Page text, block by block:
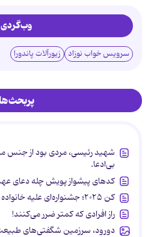
وب‌گردی
سرویس خواب نوزاد زیورآلات پاندورا
شهید رئیسی، مردی بود از جنس
بی‌ادعا.
کدهای پیشواز پویش چله دعای
کن ۲۰۲۵؛ جشنواره‌ای علیه خانواده
راز افرادی که کمتر ضرر می‌کنند!
دورود، سرزمین شگفتی‌های